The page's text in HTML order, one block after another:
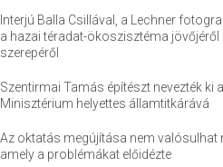
Interjú Balla Csillával, a Lechner
a hazai téradat-ökoszisztéma jövőjéről
szerepéről
Szentirmai Tamás építészt nevezték ki
Minisztérium helyettes államtitkárává
Az oktatás megújítása nem valósulhat
amely a problémákat előidézte